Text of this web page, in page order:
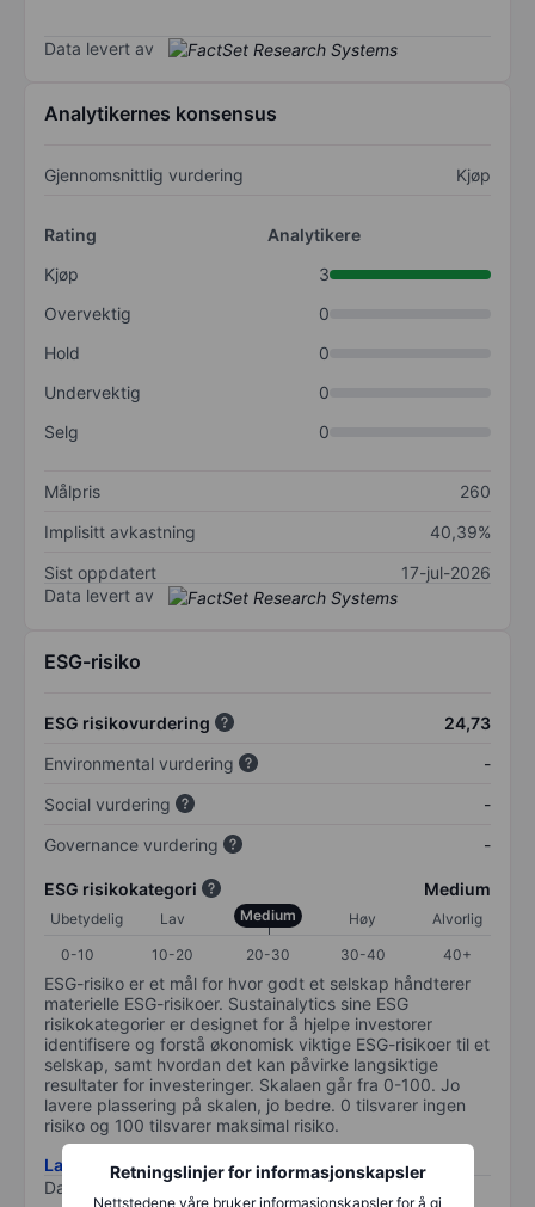
Retningslinjer for informasjonskapsler
Nettstedene våre bruker informasjonskapsler for å gi
Data levert av
Analytikernes konsensus
Gjennomsnittlig vurdering Kjøp
Rating
Analytikere
Kjøp
3
Overvektig
0
Hold
0
Undervektig
0
Selg
0
Målpris
260
Implisitt avkastning
40,39%
Sist oppdatert
17-jul-2026
Data levert av
ESG-risiko
ESG risikovurdering
24,73
Environmental vurdering
-
Social vurdering
-
Governance vurdering
-
ESG risikokategori Medium
Ubetydelig Lav Medium Høy
Alvorlig
0-10
10-20 20-30 30-40 40+
ESG-risiko er et mål for hvor godt et selskap håndterer
materielle ESG-risikoer. Sustainalytics sine ESG
risikokategorier er designet for å hjelpe investorer
identifisere og forstå økonomisk viktige ESG-risikoer til et
selskap, samt hvordan det kan påvirke langsiktige
resultater for investeringer. Skalaen går fra 0-100. Jo
lavere plassering på skalen, jo bedre. 0 tilsvarer ingen
risiko og 100 tilsvarer maksimal risiko.
Last ned metodikk for ESG-risiko
Data levert av